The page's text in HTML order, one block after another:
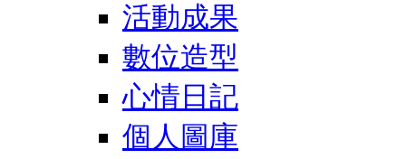
活動成果
數位造型
心情日記
個人圖庫